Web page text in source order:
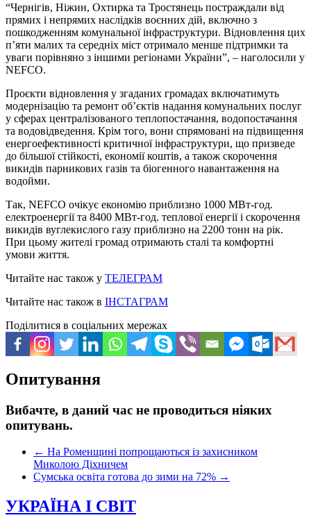
“Чернігів, Ніжин, Охтирка та Тростянець постраждали від
прямих і непрямих наслідків воєнних дій, включно з
пошкодженням комунальної інфраструктури. Відновлення цих
п’яти малих та середніх міст отримало менше підтримки та
уваги порівняно з іншими регіонами України”, – наголосили у
NEFCO.
Проєкти відновлення у згаданих громадах включатимуть
модернізацію та ремонт об’єктів надання комунальних послуг
у сферах централізованого теплопостачання, водопостачання
та водовідведення. Крім того, вони спрямовані на підвищення
енергоефективності критичної інфраструктури, що призведе
до більшої стійкості, економії коштів, а також скорочення
викидів парникових газів та біогенного навантаження на
водойми.
Так, NEFCO очікує економію приблизно 1000 МВт-год.
електроенергії та 8400 МВт-год. теплової енергії і скорочення
викидів вуглекислого газу приблизно на 2200 тонн на рік.
При цьому жителі громад отримають сталі та комфортні
умови життя.
Читайте нас також у ТЕЛЕГРАМ
Читайте нас також в ІНСТАГРАМ
Поділитися в соціальних мережах
Опитування
Вибачте, в даний час не проводиться ніяких
опитувань.
← На Роменщині попрощаються із захисником
Миколою Діхничем
Сумська освіта готова до зими на 72% →
УКРАЇНА І СВІТ